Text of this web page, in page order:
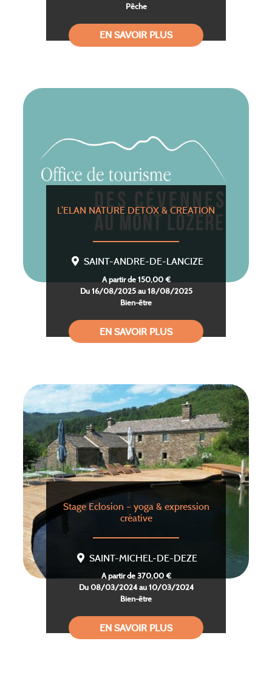
Pêche
EN SAVOIR PLUS
L’ELAN NATURE DETOX & CREATION
SAINT-ANDRE-DE-LANCIZE
A partir de 150,00 €
Du 16/08/2025 au 18/08/2025
Bien-être
EN SAVOIR PLUS
Stage Eclosion – yoga & expression
créative
SAINT-MICHEL-DE-DEZE
A partir de 370,00 €
Du 08/03/2024 au 10/03/2024
Bien-être
EN SAVOIR PLUS